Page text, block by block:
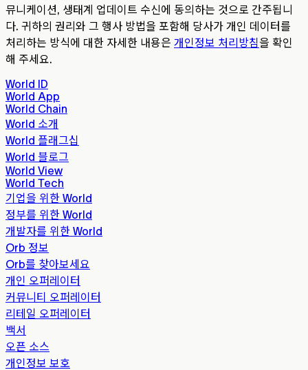
뮤니케이션, 생태계 업데이트 수신에 동의하는 것으로 간주됩니
다. 귀하의 권리와 그 행사 방법을 포함해 당사가 개인 데이터를
처리하는 방식에 대한 자세한 내용은 개인정보 처리방침을 확인
해 주세요.
World ID
World App
World Chain
World 소개
World 플래그십
World 블로그
World View
World Tech
기업을 위한 World
정부를 위한 World
개발자를 위한 World
Orb 정보
Orb를 찾아보세요
개인 오퍼레이터
커뮤니티 오퍼레이터
리테일 오퍼레이터
백서
오픈 소스
개인정보 보호